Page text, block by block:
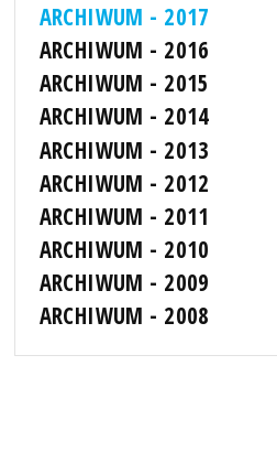
ARCHIWUM - 2017
ARCHIWUM - 2016
ARCHIWUM - 2015
ARCHIWUM - 2014
ARCHIWUM - 2013
ARCHIWUM - 2012
ARCHIWUM - 2011
ARCHIWUM - 2010
ARCHIWUM - 2009
ARCHIWUM - 2008